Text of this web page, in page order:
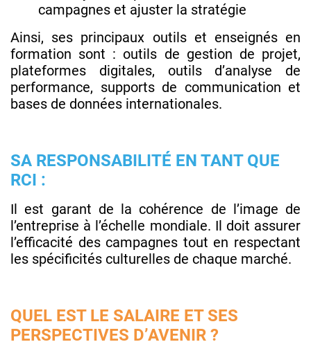
campagnes et ajuster la stratégie
Ainsi, ses principaux outils et enseignés en
formation sont : outils de gestion de projet,
plateformes digitales, outils d’analyse de
performance, supports de communication et
bases de données internationales.
SA RESPONSABILITÉ EN TANT QUE
RCI :
Il est garant de la cohérence de l’image de
l’entreprise à l’échelle mondiale. Il doit assurer
l’efficacité des campagnes tout en respectant
les spécificités culturelles de chaque marché.
QUEL EST LE SALAIRE ET SES
PERSPECTIVES D’AVENIR ?